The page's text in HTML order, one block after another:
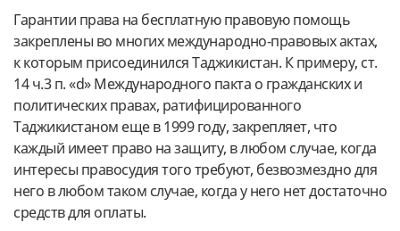
Гарантии права на бесплатную правовую помощь
закреплены во многих международно-правовых актах,
к которым присоединился Таджикистан. К примеру, ст.
14 ч.3 п. «d» Международного пакта о гражданских и
политических правах, ратифицированного
Таджикистаном еще в 1999 году, закрепляет, что
каждый имеет право на защиту, в любом случае, когда
интересы правосудия того требуют, безвозмездно для
него в любом таком случае, когда у него нет достаточно
средств для оплаты.